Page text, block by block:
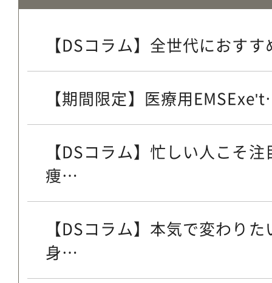
【DSコラム】全世代におす
【期間限定】医療用
【DSコラム】忙しい人こそ
痩…
【DSコラム】本気で変わり
身…